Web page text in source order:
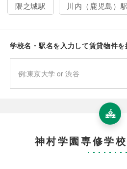
隈之城駅 川内（鹿児島）駅
学校名・駅名を入力して賃貸物件を
神村学園専修学